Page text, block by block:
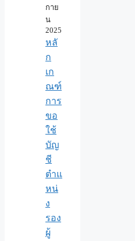
กาย
น
2025
หลั
ก
เก
ณฑ์
การ
ขอ
ใช้
บัญ
ชี
ตำแ
หน่
ง
รอง
ผู้